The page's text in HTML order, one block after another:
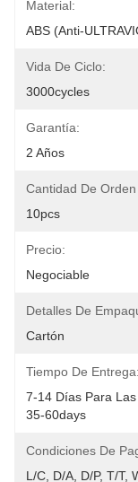
Material:
ABS (anti-
Vida De Ciclo:
3000cycles
Garantía:
2 Años
Cantidad De
10pcs
Precio:
Negociable
Detalles De
Cartón
Tiempo De Entrega:
7-14 Días Para
35-60days
Condiciones De
L/C, D/A, D/P, T/T,